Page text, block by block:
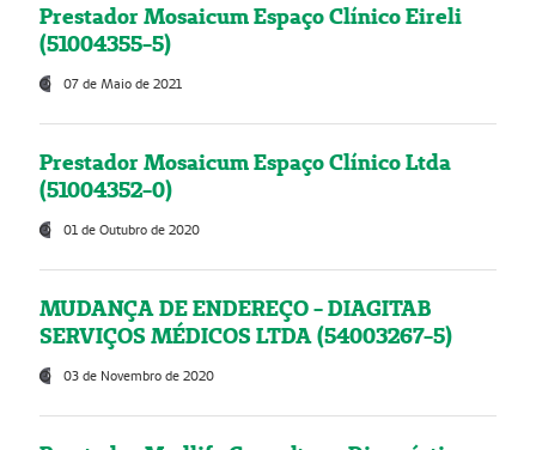
Prestador Mosaicum Espaço Clínico Eireli
(51004355-5)
07 de Maio de 2021
Prestador Mosaicum Espaço Clínico Ltda
(51004352-0)
01 de Outubro de 2020
MUDANÇA DE ENDEREÇO - DIAGITAB
SERVIÇOS MÉDICOS LTDA (54003267-5)
03 de Novembro de 2020